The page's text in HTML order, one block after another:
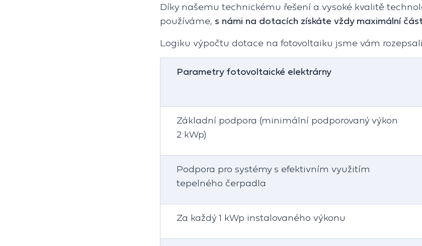
Díky našemu technickému řešení a vysoké kvalitě
používáme, s námi na dotacích získáte vždy maximální
Logiku výpočtu dotace na fotovoltaiku jsme vám
Parametry fotovoltaické elektrárny
Základní podpora (minimální podporovaný výkon
2 kWp)
Podpora pro systémy s efektivním využitím
tepelného čerpadla
Za každý 1 kWp instalovaného výkonu